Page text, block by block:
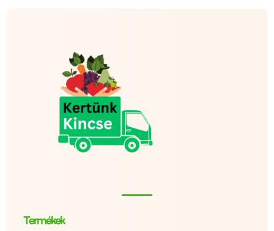
Termékek